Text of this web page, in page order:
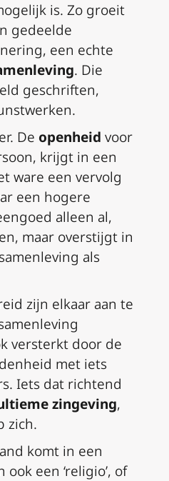
is. Zo groeit
gedeelde
een echte
. Die
geschriften,
De openheid voor
krijgt in een
ware een vervolg
een hogere
alleen al,
maar overstijgt in
als
zijn elkaar aan te
versterkt door de
met iets
Iets dat richtend
zingeving,
zich.
komt in een
een ‘religio’, of